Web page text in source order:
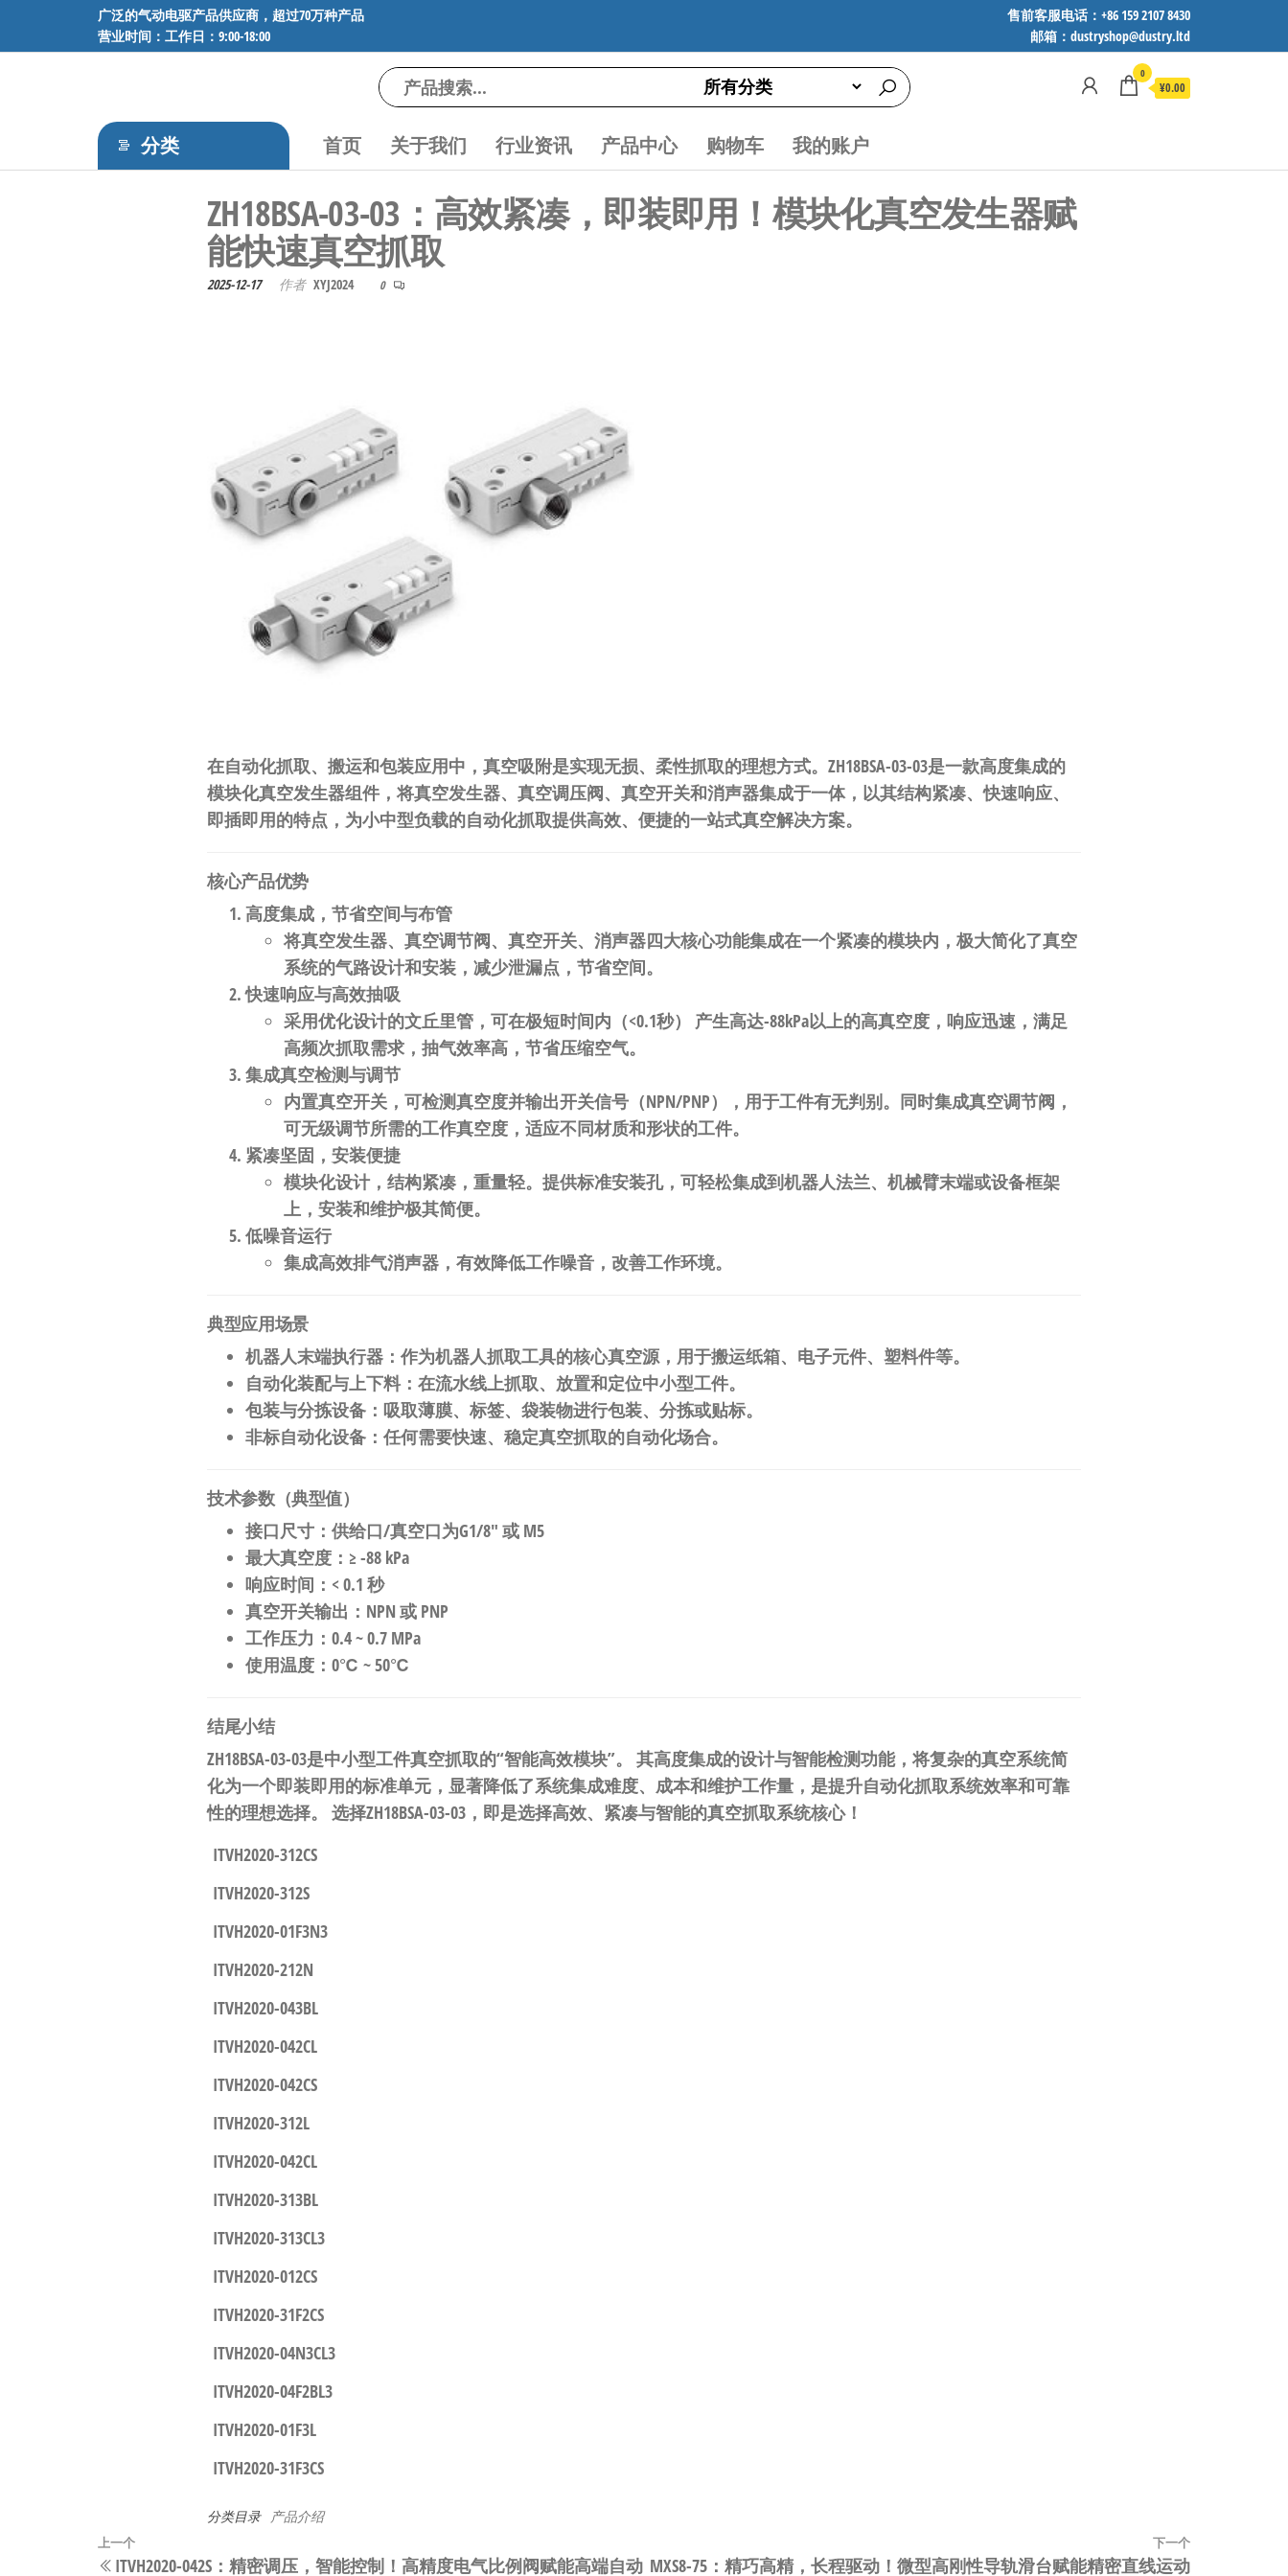
广泛的气动电驱产品供应商，超过70万种产品
营业时间：工作日：9:00-18:00
售前客服电话：+86 159 2107 8430
邮箱：dustryshop@dustry.ltd
动
电
SMC、
FESTO、
NORGREN、
0
¥0.00
分类 首页 关于我们 行业资讯 产品中心 购物车 我的账户
ZH18BSA-03-03：高效紧凑，即装即用！模块化真空发生器赋
能快速真空抓取
2025-12-17 作者 XYJ2024 0
在自动化抓取、搬运和包装应用中，真空吸附是实现无损、柔性抓取的理想方式。ZH18BSA-03-03是一款高度集成的
模块化真空发生器组件 ，将真空发生器、真空调压阀、真空开关和消声器集成于一体，以其结构紧凑、快速响应、
即插即用的特点，为小中型负载的自动化抓取提供高效、便捷的一站式真空解决方案。
核心产品优势
高度集成，节省空间与布管
将真空发生器、真空调节阀、真空开关、消声器四大核心功能集成在一个紧凑的模块内， 极大简化了真空
系统的气路设计和安装 ，减少泄漏点，节省空间。
快速响应与高效抽吸
采用优化设计的文丘里管，可在极短时间内（<0.1秒） ​ 产生高达-88kPa以上的高真空度，响应迅速，满足
高频次抓取需求，抽气效率高，节省压缩空气。
集成真空检测与调节
内置真空开关 ，可检测真空度并输出开关信号（NPN/PNP），用于工件有无判别。同时集成真空调节阀 ，
可无级调节所需的工作真空度 ，适应不同材质和形状的工件。
紧凑坚固，安装便捷
模块化设计，结构紧凑，重量轻。提供标准安装孔，可轻松集成到机器人法兰、机械臂末端或设备框架
上， 安装和维护极其简便。
低噪音运行
集成高效排气消声器，有效降低工作噪音，改善工作环境。
典型应用场景
机器人末端执行器 ：作为机器人抓取工具的核心真空源，用于搬运纸箱、电子元件、塑料件等。
自动化装配与上下料：在流水线上抓取、放置和定位中小型工件。
包装与分拣设备 ：吸取薄膜、标签、袋装物进行包装、分拣或贴标。
非标自动化设备 ：任何需要快速、稳定真空抓取的自动化场合。
技术参数（典型值）
接口尺寸 ：供给口/真空口为G1/8″ 或 M5
最大真空度 ：≥ -88 kPa
响应时间 ：< 0.1 秒
真空开关输出 ：NPN 或 PNP
工作压力 ：0.4 ~ 0.7 MPa
使用温度 ：0℃ ~ 50℃
结尾小结
ZH18BSA-03-03是中小型工件真空抓取的“智能高效模块”。
​ 其高度集成的设计与智能检测功能，将复杂的真空系统简
化为一个即装即用的标准单元，显著降低了系统集成难度、成本和维护工作量，是提升自动化抓取系统效率和可靠
性的理想选择。 选择ZH18BSA-03-03，即是选择高效、紧凑与智能的真空抓取系统核心！
ITVH2020-312CS
ITVH2020-312S
ITVH2020-01F3N3
ITVH2020-212N
ITVH2020-043BL
ITVH2020-042CL
ITVH2020-042CS
ITVH2020-312L
ITVH2020-042CL
ITVH2020-313BL
ITVH2020-313CL3
ITVH2020-012CS
ITVH2020-31F2CS
ITVH2020-04N3CL3
ITVH2020-04F2BL3
ITVH2020-01F3L
ITVH2020-31F3CS
分类目录 产品介绍
文
上
上一个
ITVH2020-042S：精密调压，智能控制！高精度电气比例阀赋能高端自动
下
下一个
MXS8-75：精巧高精，长程驱动！微型高刚性导轨滑台赋能精密直线运动